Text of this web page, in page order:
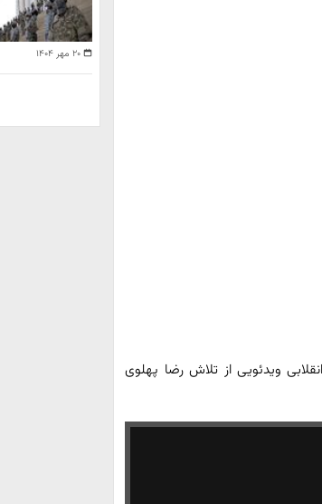
ویدئویی از تلاش رضا پهلوی
۲۰ مهر ۱۴۰۴